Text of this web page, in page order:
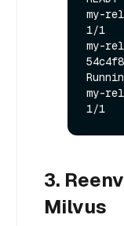
my-
1/1
my-
my-
3.
Milvus